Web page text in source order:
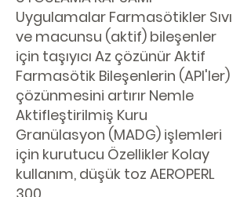
Uygulamalar Farmasötikler Sıvı
ve macunsu (aktif) bileşenler
için taşıyıcı Az çözünür Aktif
Farmasötik Bileşenlerin (API'ler)
çözünmesini artırır Nemle
Aktifleştirilmiş Kuru
Granülasyon (MADG) işlemleri
için kurutucu Özellikler Kolay
kullanım, düşük toz AEROPERL